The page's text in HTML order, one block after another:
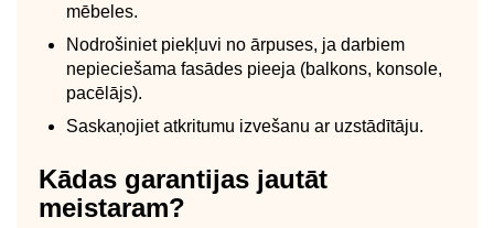
mēbeles.
Nodrošiniet piekļuvi no ārpuses, ja darbiem
nepieciešama fasādes pieeja (balkons, konsole,
pacēlājs).
Saskaņojiet atkritumu izvešanu ar uzstādītāju.
Kādas garantijas jautāt
meistaram?